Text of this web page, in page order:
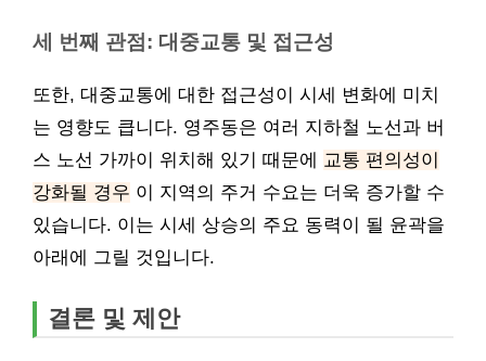
세 번째 관점: 대중교통 및 접근성
또한, 대중교통에 대한 접근성이 시세 변화에 미치
는 영향도 큽니다. 영주동은 여러 지하철 노선과 버
스 노선 가까이 위치해 있기 때문에 교통 편의성이
강화될 경우 이 지역의 주거 수요는 더욱 증가할 수
있습니다. 이는 시세 상승의 주요 동력이 될 윤곽을
아래에 그릴 것입니다.
결론 및 제안